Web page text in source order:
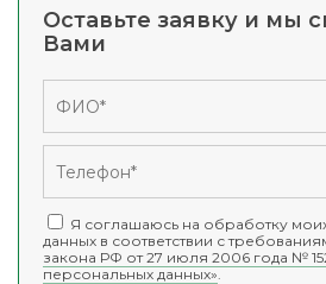
Оставьте заявку и мы
Вами
Я соглашаюсь на обработку
данных в соответствии с
закона РФ от 27 июля 2006 года №
персональных данных».